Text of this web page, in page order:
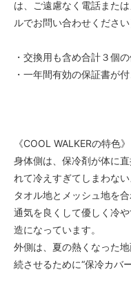
は、ご遠慮なく電話また
ルでお問い合わせください
・交換用も含め合計３個
・一年間有効の保証書が付
《COOL WALKERの特色》
身体側は、保冷剤が体に
れて冷えすぎてしまわない
タオル地とメッシュ地を
通気を良くして優しく冷
造になっています。
外側は、夏の熱くなった
続させるために“保冷カバ